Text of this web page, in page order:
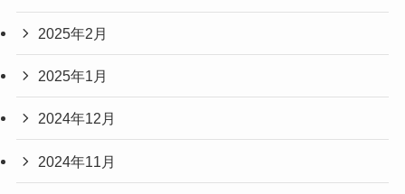
2025年2月
2025年1月
2024年12月
2024年11月